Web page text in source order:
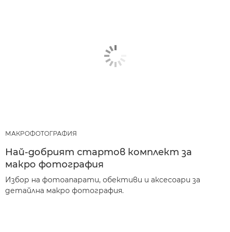
МАКРОФОТОГРАФИЯ
Най-добрият стартов комплект за
макро фотография
Избор на фотоапарати, обективи и аксесоари за
детайлна макро фотография.